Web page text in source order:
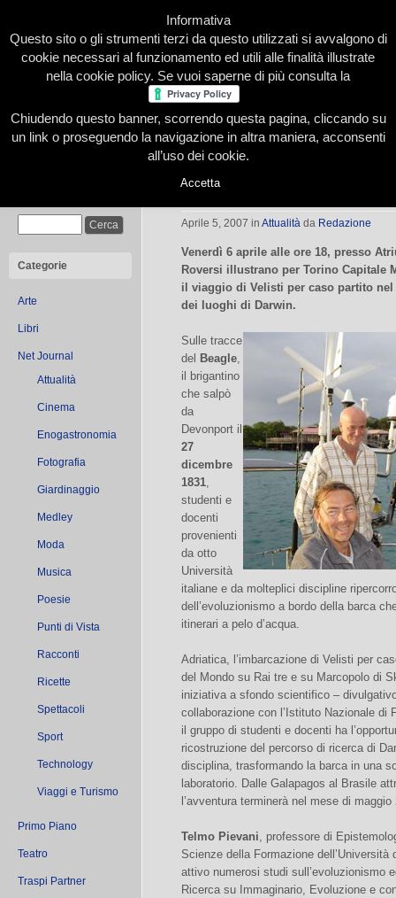
Home Presentazione Redazione Le nostre firme
Categorie
Arte
Libri
Net Journal
Attualità
Cinema
Enogastronomia
Fotografia
Giardinaggio
Medley
Moda
Musica
Poesie
Punti di Vista
Racconti
Ricette
Spettacoli
Sport
Technology
Viaggi e Turismo
Primo Piano
Teatro
Traspi Partner
Evoluti per caso, il viaggio di
Aprile 5, 2007 in Attualità da Redazione
Venerdì 6 aprile alle ore 18, presso
Roversi illustrano per Torino Capitale
il viaggio di Velisti per caso partito
dei luoghi di Darwin.
Sulle tracce
del Beagle,
il brigantino
che salpò
da
Devonport il
27
dicembre
1831,
studenti e
docenti
provenienti
da otto
Università
italiane e da molteplici discipline
dell’evoluzionismo a bordo della barca
itinerari a pelo d’acqua.
Adriatica, l’imbarcazione di Velisti per
del Mondo su Rai tre e su Marcopolo di
iniziativa a sfondo scientifico –
collaborazione con l’Istituto Nazionale di
il gruppo di studenti e docenti ha
ricostruzione del percorso di ricerca di
disciplina, trasformando la barca in una
laboratorio. Dalle Galapagos al Brasile
l’avventura terminerà nel mese di maggio
Telmo Pievani, professore di
Scienze della Formazione
attivo numerosi studi sull’evoluzionismo
Ricerca su Immaginario, Evoluzione e
Informativa
Questo sito o gli strumenti terzi da questo utilizzati si avvalgono di
cookie necessari al funzionamento ed utili alle finalità illustrate
nella cookie policy. Se vuoi saperne di più consulta la
Chiudendo questo banner, scorrendo questa pagina, cliccando su
un link o proseguendo la navigazione in altra maniera, acconsenti
all’uso dei cookie.
Accetta